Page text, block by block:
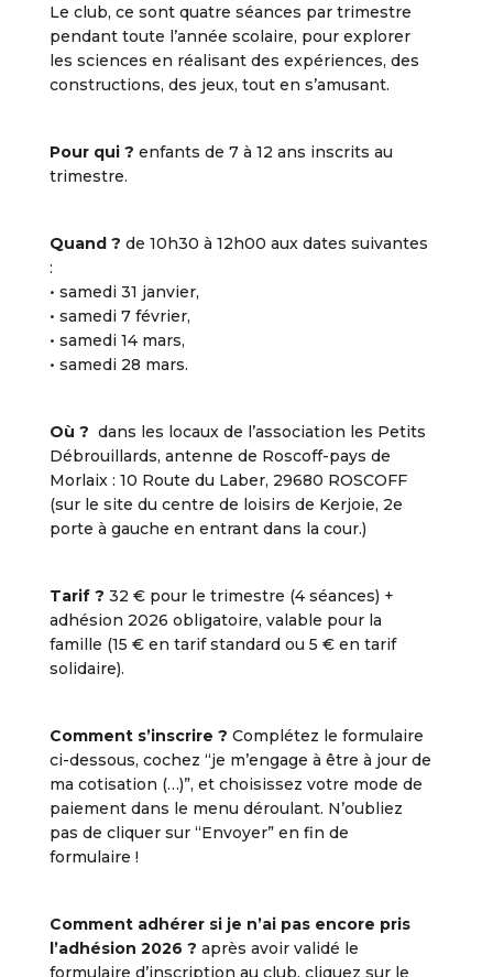
Le club, ce sont quatre séances par trimestre
pendant toute l’année scolaire, pour explorer
les sciences en réalisant des expériences, des
constructions, des jeux, tout en s’amusant.
Pour qui ? enfants de 7 à 12 ans inscrits au
trimestre.
Quand ? de 10h30 à 12h00 aux dates suivantes
:
• samedi 31 janvier,
• samedi 7 février,
• samedi 14 mars,
• samedi 28 mars.
Où ? dans les locaux de l’association les Petits
Débrouillards, antenne de Roscoff-pays de
Morlaix : 10 Route du Laber, 29680 ROSCOFF
(sur le site du centre de loisirs de Kerjoie, 2e
porte à gauche en entrant dans la cour.)
Tarif ? 32 € pour le trimestre (4 séances) +
adhésion 2026 obligatoire, valable pour la
famille (15 € en tarif standard ou 5 € en tarif
solidaire).
Comment s’inscrire ? Complétez le formulaire
ci-dessous, cochez “je m’engage à être à jour de
ma cotisation (…)”, et choisissez votre mode de
paiement dans le menu déroulant. N’oubliez
pas de cliquer sur “Envoyer” en fin de
formulaire !
Comment adhérer si je n’ai pas encore pris
l’adhésion 2026 ? après avoir validé le
formulaire d’inscription au club, cliquez sur le